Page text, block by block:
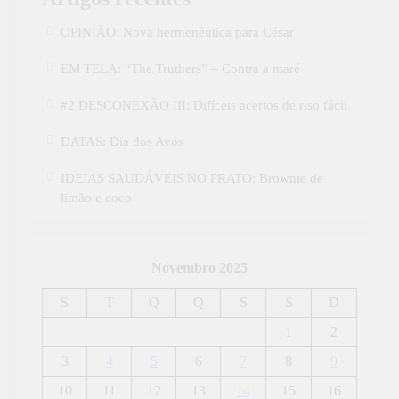
OPINIÃO: Nova hermenêutica para César
EM TELA: “The Truthers” – Contra a maré
#2 DESCONEXÃO III: Difíceis acertos de riso fácil
DATAS: Dia dos Avós
IDEIAS SAUDÁVEIS NO PRATO: Brownie de
limão e coco
Novembro 2025
S T Q Q S S
D
1
2
3
6 8
10
11 12 13 15
16